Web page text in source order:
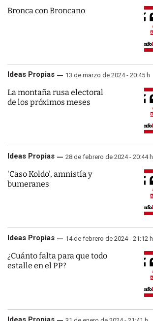
Bronca con Broncano
Ideas Propias 13 de marzo de 2024 - 20:45 h
La montaña rusa electoral
de los próximos meses
Ideas Propias 28 de febrero de 2024 - 20:44 h
'Caso Koldo', amnistía y
bumeranes
Ideas Propias 14 de febrero de 2024 - 21:12 h
¿Cuánto falta para que todo
estalle en el PP?